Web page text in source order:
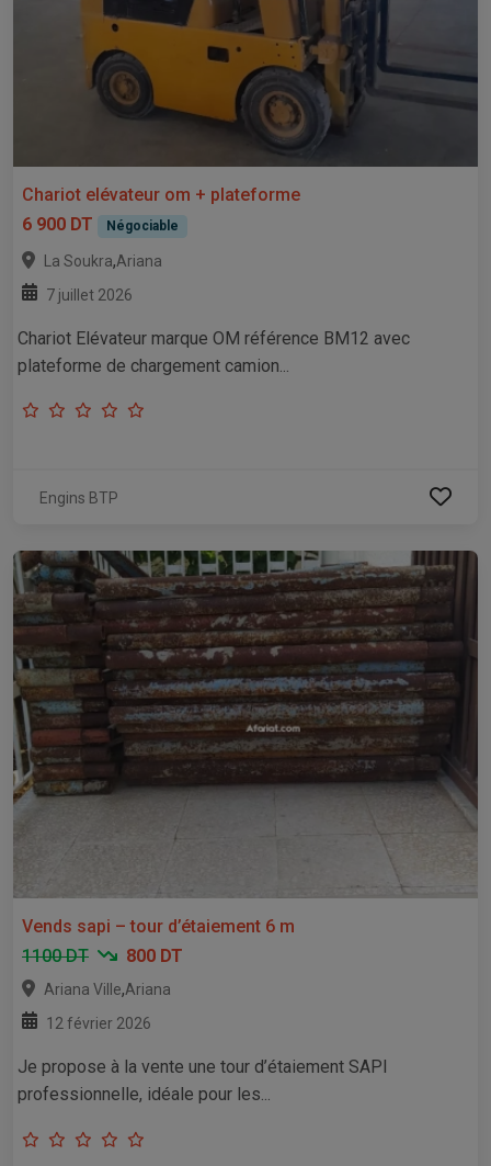
Chariot elévateur om + plateforme
6 900 DT
Négociable
La Soukra,Ariana
7 juillet 2026
Chariot Elévateur marque OM référence BM12 avec
plateforme de chargement camion...
Engins BTP
Vends sapi – tour d’étaiement 6 m
1100 DT
800 DT
Ariana Ville,Ariana
12 février 2026
Je propose à la vente une tour d’étaiement SAPI
professionnelle, idéale pour les...